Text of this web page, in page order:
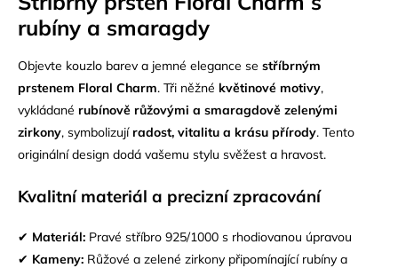
rubíny a smaragdy
Objevte kouzlo barev a jemné elegance se stříbrným
prstenem Floral Charm. Tři něžné květinové motivy,
vykládané rubínově růžovými a smaragdově zelenými
zirkony, symbolizujíradost, vitalitu a krásu přírody. Tento
originální design dodá vašemu stylu svěžest a hravost.
Kvalitní materiál a precizní zpracování
✔ Materiál: Pravé stříbro 925/1000 s rhodiovanou úpravou
✔ Kameny: Růžové a zelené zirkony připomínající rubíny a